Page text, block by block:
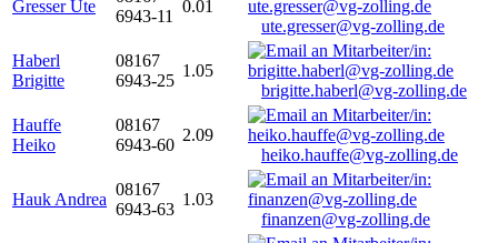
Gresser Ute
6943-11
0.01
ute.gresser@vg-zolling.de
Haberl
Brigitte
08167
6943-25
1.05
brigitte.haberl@vg-zolling.de
Hauffe
Heiko
08167
6943-60
2.09
heiko.hauffe@vg-zolling.de
Hauk Andrea
08167
6943-63
1.03
finanzen@vg-zolling.de